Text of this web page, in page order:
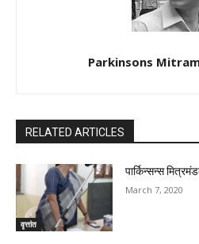
Parkinsons
RELATED ARTICLES
वृत्तांत
पार्किन्सन्स
March 7, 2020